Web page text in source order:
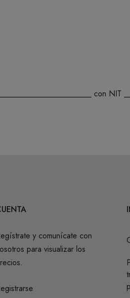
con NIT
y comunícate con
para visualizar los